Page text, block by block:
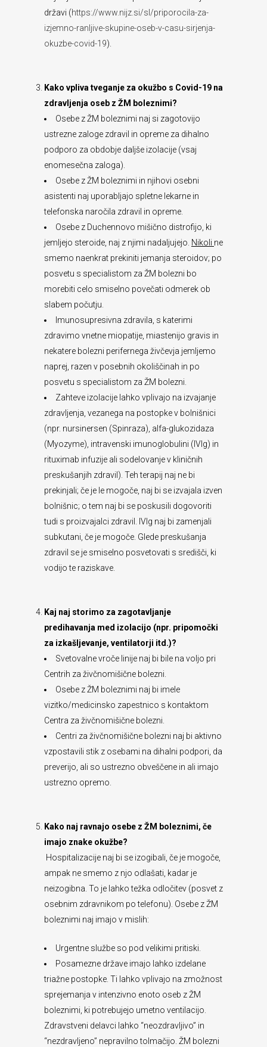
državi (https://www.nijz.si/sl/priporocila-za-
izjemno-ranljive-skupine-oseb-v-casu-sirjenja-
okuzbe-covid-19).
Kako vpliva tveganje za okužbo s Covid-19 na
zdravljenja oseb z ŽM boleznimi?
Osebe z ŽM boleznimi naj si zagotovijo
ustrezne zaloge zdravil in opreme za dihalno
podporo za obdobje daljše izolacije (vsaj
enomesečna zaloga).
Osebe z ŽM boleznimi in njihovi osebni
asistenti naj uporabljajo spletne lekarne in
telefonska naročila zdravil in opreme.
Osebe z Duchennovo mišično distrofijo, ki
jemljejo steroide, naj z njimi nadaljujejo. Nikoli ne
smemo naenkrat prekiniti jemanja steroidov; po
posvetu s specialistom za ŽM bolezni bo
morebiti celo smiselno povečati odmerek ob
slabem počutju.
Imunosupresivna zdravila, s katerimi
zdravimo vnetne miopatije, miastenijo gravis in
nekatere bolezni perifernega živčevja jemljemo
naprej, razen v posebnih okoliščinah in po
posvetu s specialistom za ŽM bolezni.
Zahteve izolacije lahko vplivajo na izvajanje
zdravljenja, vezanega na postopke v bolnišnici
(npr. nursinersen (Spinraza), alfa-glukozidaza
(Myozyme), intravenski imunoglobulini (IVIg) in
rituximab infuzije ali sodelovanje v kliničnih
preskušanjih zdravil). Teh terapij naj ne bi
prekinjali; če je le mogoče, naj bi se izvajala izven
bolnišnic; o tem naj bi se poskusili dogovoriti
tudi s proizvajalci zdravil. IVIg naj bi zamenjali
subkutani, če je mogoče. Glede preskušanja
zdravil se je smiselno posvetovati s središči, ki
vodijo te raziskave.
Kaj naj storimo za zagotavljanje
predihavanja med izolacijo (npr. pripomočki
za izkašljevanje, ventilatorji itd.)?
Svetovalne vroče linije naj bi bile na voljo pri
Centrih za živčnomišične bolezni.
Osebe z ŽM boleznimi naj bi imele
vizitko/medicinsko zapestnico s kontaktom
Centra za živčnomišične bolezni.
Centri za živčnomišične bolezni naj bi aktivno
vzpostavili stik z osebami na dihalni podpori, da
preverijo, ali so ustrezno obveščene in ali imajo
ustrezno opremo.
Kako naj ravnajo osebe z ŽM boleznimi, če
imajo znake okužbe?
Hospitalizacije naj bi se izogibali, če je mogoče,
ampak ne smemo z njo odlašati, kadar je
neizogibna. To je lahko težka odločitev (posvet z
osebnim zdravnikom po telefonu). Osebe z ŽM
boleznimi naj imajo v mislih:
Urgentne službe so pod velikimi pritiski.
Posamezne države imajo lahko izdelane
triažne postopke. Ti lahko vplivajo na zmožnost
sprejemanja v intenzivno enoto oseb z ŽM
boleznimi, ki potrebujejo umetno ventilacijo.
Zdravstveni delavci lahko “neozdravljivo” in
“nezdravljeno” nepravilno tolmačijo. ŽM bolezni